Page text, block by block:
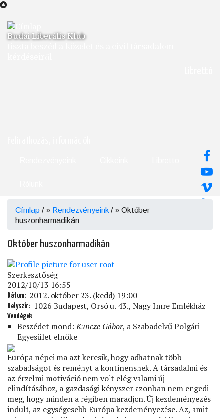
Ugrás
tartalomra
Budai Liberális Klub
Morzsa
Címlap / Rendezvényeink /
Október
huszonharmadikán
Október huszonharmadikán
Szerkesztőség
2012/10/13 16:55
Dátum 2012. október 23. (kedd) 19:00
Helyszín 1026 Budapest, Orsó u. 43., Nagy Imre Emlékház
Vendégek
Beszédet mond:Kuncze Gábor, a Szabadelvű Polgári
Egyesület elnöke
Európa népei ma azt keresik, hogy adhatnak több
szabadságot és reményt a kontinensnek. A társadalmi és
az érzelmi motiváció nem volt elég valami új
elindításához, a gazdasági kényszer azonban nem engedi
meg, hogy minden a régiben maradjon. Új kezdeményezés
indult, az egységesebb Európa kezdeményezése. Az, amit